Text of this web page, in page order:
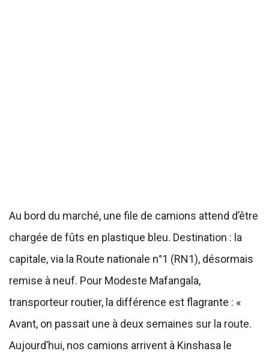
Au bord du marché, une file de camions attend d’être
chargée de fûts en plastique bleu. Destination : la
capitale, via la Route nationale n°1 (RN1), désormais
remise à neuf. Pour Modeste Mafangala,
transporteur routier, la différence est flagrante : «
Avant, on passait une à deux semaines sur la route.
Aujourd’hui, nos camions arrivent à Kinshasa le